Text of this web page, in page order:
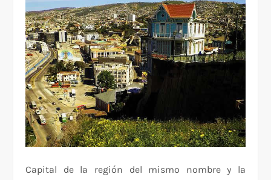
Capital de la región del mismo nombre y la